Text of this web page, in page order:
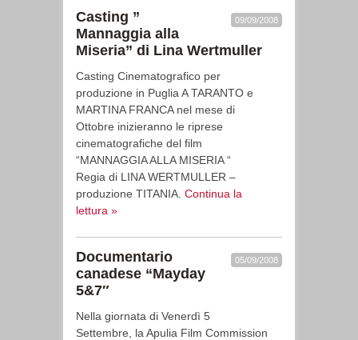
09/09/2008
Casting ”
Mannaggia alla
Miseria” di Lina Wertmuller
Casting Cinematografico per
produzione in Puglia A TARANTO e
MARTINA FRANCA nel mese di
Ottobre inizieranno le riprese
cinematografiche del film
“MANNAGGIA ALLA MISERIA “
Regia di LINA WERTMULLER –
produzione TITANIA. Continua la
lettura »
05/09/2008
Documentario
canadese “Mayday
5&7″
Nella giornata di Venerdì 5
Settembre, la Apulia Film Commission